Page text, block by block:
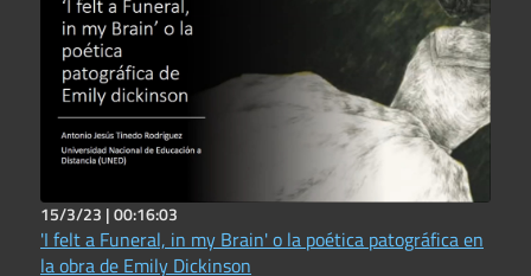
15/3/23 |00:16:03
'I felt a Funeral, in my Brain' o la poética patográfica en
la obra de Emily Dickinson